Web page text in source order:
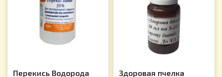
Перекись Водорода
Здоровая пчелка